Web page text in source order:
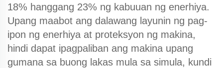
18% hanggang 23% ng kabuuan ng enerhiya.
Upang maabot ang dalawang layunin ng pag-
ipon ng enerhiya at proteksyon ng makina,
hindi dapat ipagpaliban ang makina upang
gumana sa buong lakas mula sa simula, kundi